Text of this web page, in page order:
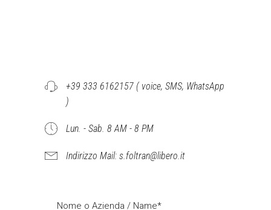
+39 333 6162157 ( voice, SMS, WhatsApp
)
Lun. - Sab. 8 AM - 8 PM
Indirizzo Mail: s.foltran@libero.it